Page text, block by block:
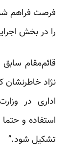
فرصت فراهم شد
را در بخش
قائم‌مقام
نژاد خاطرنشان
اداری در
استفاده و
تشکیل شود.”